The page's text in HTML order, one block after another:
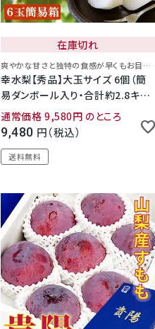
在庫切れ
爽やかな甘さと独特の食感が早くもお目見え！
幸水梨【秀品】大玉サイズ 6個（簡
易ダンボール入り・合計約2.8キ
ロ）
通常価格 9,580 のところ
9,480 税込
送料無料